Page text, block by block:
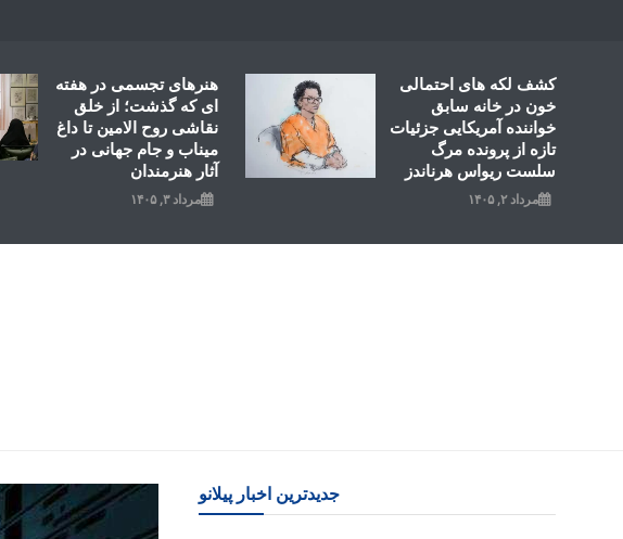
هنرهای تجسمی در هفته
ای که گذشت؛ از خلق
نقاشی روح الامین تا داغ
میناب و جام جهانی در
آثار هنرمندان
مرداد ۳, ۱۴۰۵
کشف لکه های احتمالی
خون در خانه سابق
خواننده آمریکایی جزئیات
تازه از پرونده مرگ
سلست ریواس هرناندز
مرداد ۲, ۱۴۰۵
جدیدترین اخبار پیلانو